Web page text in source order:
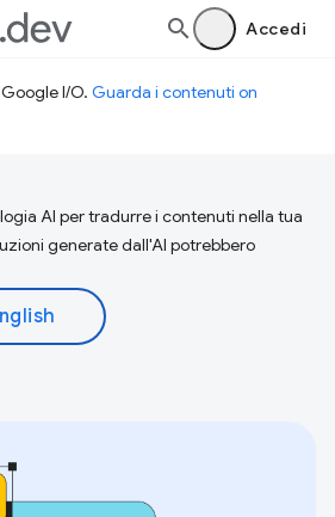
Accedi
I/O. Guarda i contenuti on
AI per tradurre i contenuti nella tua
generate dall'AI potrebbero